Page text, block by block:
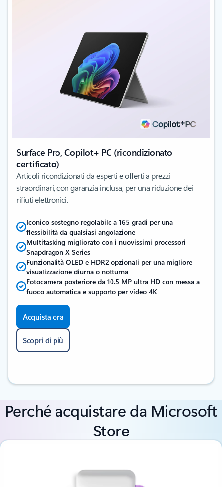
Surface Pro, Copilot+ PC (ricondizionato
certificato)
Articoli ricondizionati da esperti e offerti a prezzi
straordinari, con garanzia inclusa, per una riduzione dei
rifiuti elettronici.
Iconico sostegno regolabile a 165 gradi per una
flessibilità da qualsiasi angolazione
Multitasking migliorato con i nuovissimi processori
Snapdragon X Series
Funzionalità OLED e HDR2 opzionali per una migliore
visualizzazione diurna o notturna
Fotocamera posteriore da 10.5 MP ultra HD con messa a
fuoco automatica e supporto per video 4K
Acquista ora
Scopri di più
Perché acquistare da Microsoft
Store